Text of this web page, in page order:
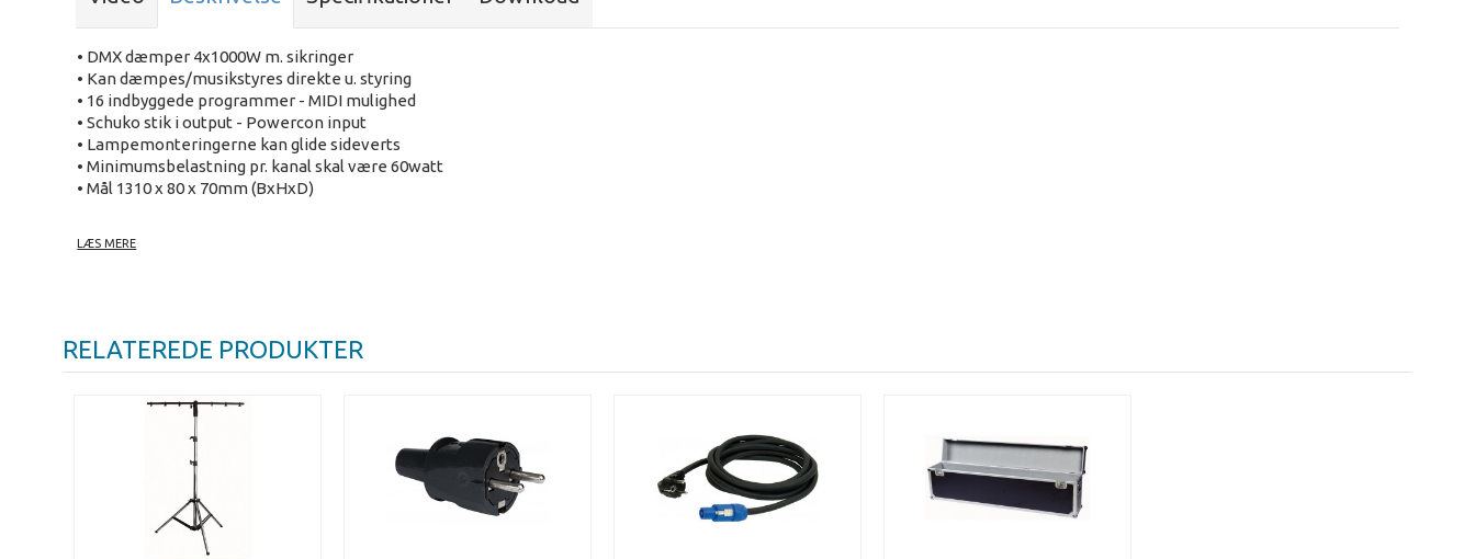
• DMX dæmper 4x1000W m. sikringer
• Kan dæmpes/musikstyres direkte u. styring
• 16 indbyggede programmer - MIDI mulighed
• Schuko stik i output - Powercon input
• Lampemonteringerne kan glide sideverts
• Minimumsbelastning pr. kanal skal være 60watt
• Mål 1310 x 80 x 70mm (BxHxD)
de fleste stativer. Alternativt kan clamps eller G-kroge monteres oven på T-baren, så den er lige til at hænge i en bro.
Leverandør beskrivelse:
This innovative T-bar provides you the same professional specifications as the regular T-4 bar. However, due to its unique design it is possible to adjust the horizontal
positioning of the attached lightunits. This enables you to have a more flexible light-design and a better distribution of the available lightsources.
LÆS MERE
RELATEREDE PRODUKTER